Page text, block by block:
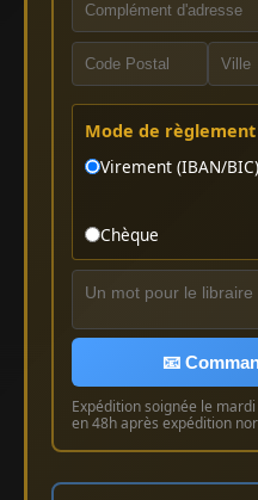
Mode de
Virement (IBAN/BIC)
Chèque
📧
Expédition soignée le
en 48h après expédition